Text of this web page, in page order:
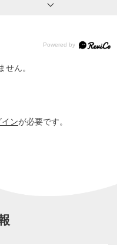
せん。
インが必要です。